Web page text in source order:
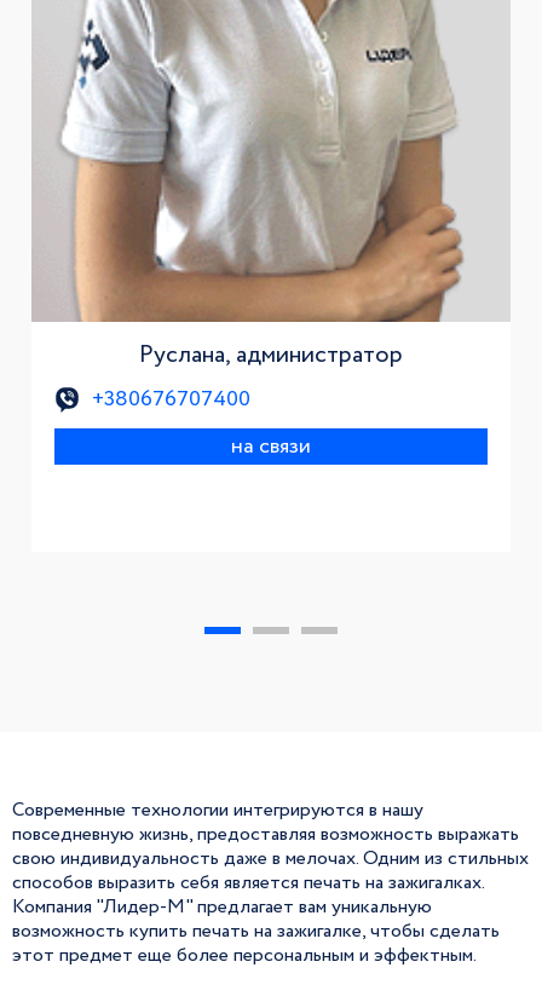
Руслана, администратор
+380676707400
на связи
Современные технологии интегрируются в нашу
повседневную жизнь, предоставляя возможность выражать
свою индивидуальность даже в мелочах. Одним из стильных
способов выразить себя является печать на зажигалках.
Компания "Лидер-М" предлагает вам уникальную
возможность купить печать на зажигалке, чтобы сделать
этот предмет еще более персональным и эффектным.